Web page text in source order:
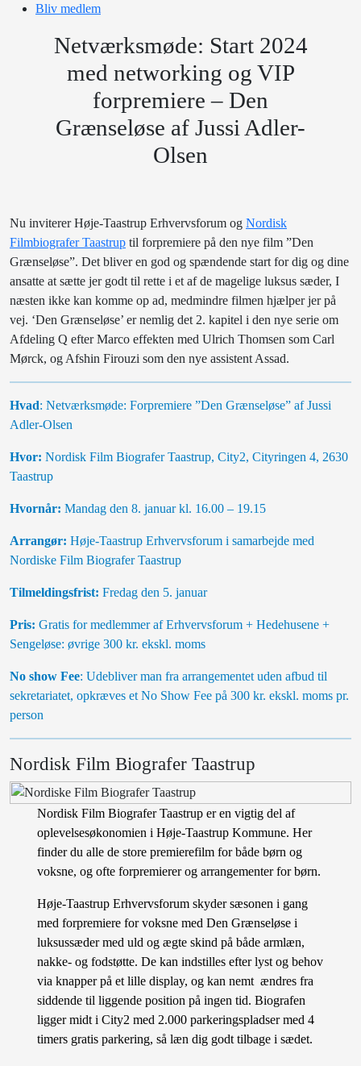
Bliv medlem
Netværksmøde: Start 2024
med networking og VIP
forpremiere – Den
Grænseløse af Jussi Adler-
Olsen
Nu inviterer Høje-Taastrup Erhvervsforum og Nordisk
Filmbiografer Taastrup til forpremiere på den nye film ”Den
Grænseløse”. Det bliver en god og spændende start for dig og dine
ansatte at sætte jer godt til rette i et af de magelige luksus sæder, I
næsten ikke kan komme op ad, medmindre filmen hjælper jer på
vej. ‘Den Grænseløse’ er nemlig det 2. kapitel i den nye serie om
Afdeling Q efter Marco effekten med Ulrich Thomsen som Carl
Mørck, og Afshin Firouzi som den nye assistent Assad.
Hvad: Netværksmøde: Forpremiere ”Den Grænseløse” af Jussi
Adler-Olsen
Hvor: Nordisk Film Biografer Taastrup, City2, Cityringen 4, 2630
Taastrup
Hvornår: Mandag den 8. januar kl. 16.00 – 19.15
Arrangør: Høje-Taastrup Erhvervsforum i samarbejde med
Nordiske Film Biografer Taastrup
Tilmeldingsfrist: Fredag den 5. januar
Pris: Gratis for medlemmer af Erhvervsforum + Hedehusene +
Sengeløse: øvrige 300 kr. ekskl. moms
No show Fee: Udebliver man fra arrangementet uden afbud til
sekretariatet, opkræves et No Show Fee på 300 kr. ekskl. moms pr.
person
Nordisk Film Biografer Taastrup
Nordisk Film Biografer Taastrup er en vigtig del af
oplevelsesøkonomien i Høje-Taastrup Kommune. Her
finder du alle de store premierefilm for både børn og
voksne, og ofte forpremierer og arrangementer for børn.
Høje-Taastrup Erhvervsforum skyder sæsonen i gang
med forpremiere for voksne med Den Grænseløse i
luksussæder med uld og ægte skind på både armlæn,
nakke- og fodstøtte. De kan indstilles efter lyst og behov
via knapper på et lille display, og kan nemt ændres fra
siddende til liggende position på ingen tid. Biografen
ligger midt i City2 med 2.000 parkeringspladser med 4
timers gratis parkering, så læn dig godt tilbage i sædet.